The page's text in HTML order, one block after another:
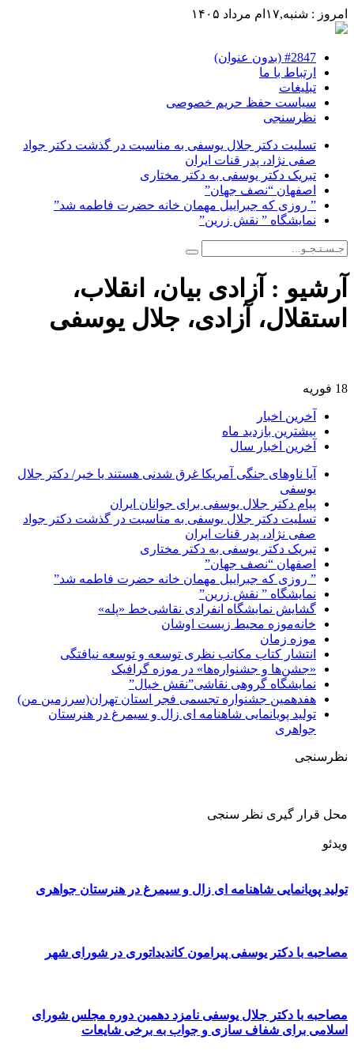
امروز : شنبه,۱۷ام مرداد ۱۴۰۵
#2847 (بدون عنوان)
ارتباط با ما
تبلیغات
سیاست حفظ حریم خصوصی
نظرسنجی
تسلیت دکتر جلال یوسفی به مناسبت در گذشت دکتر جواد
صفی نژاد، پدر قنات ایران
تبریک دکتر یوسفی به دکتر مختاری
اصفهان “نصف جهان”
” روزی که جبراییل مهمان خانه حضرت فاطمه شد”
نمایشگاه ” نقش زرین”
آرشیو : آزادی بیان، انقلاب،
استقلال، آزادی، جلال یوسفی
18 فوریه
آخرین اخبار
بیشترین بازدید ماه
آخرین اخبار سال
آیا ناوهای جنگی آمریکا غرق شدنی هستند یا خیر/ دکتر جلال
یوسفی
پیام دکتر جلال یوسفی برای جوانان ایران
تسلیت دکتر جلال یوسفی به مناسبت در گذشت دکتر جواد
صفی نژاد، پدر قنات ایران
تبریک دکتر یوسفی به دکتر مختاری
اصفهان “نصف جهان”
” روزی که جبراییل مهمان خانه حضرت فاطمه شد”
نمایشگاه ” نقش زرین”
گشایش نمایشگاه انفرادی نقاشی‌خط «پله»
خانه‌موزه محیط‌ زیست اوشان
موزه زمان
انتشار کتاب مکاتب نظری توسعه و توسعه نیافتگی
«جشن‌ها و جشنواره‌ها» در موزه گرافیک
نمایشگاه گروهی نقاشی”نقش خیال”
هفدهمین جشنواره تجسمی فجر استان تهران(سرزمین من)
تولید پویانمایی شاهنامه ای زال و سیمرغ در هنرستان
جواهری
نظرسنجی
محل قرار گیری نظر سنجی
ویدئو
تولید پویانمایی شاهنامه ای زال و سیمرغ در هنرستان جواهری
مصاحبه با دکتر یوسفی پیرامون کاندیداتوری در شورای شهر
مصاحبه با دکتر جلال یوسفی نامزد دهمین دوره مجلس شورای
اسلامی برای شفاف سازی و جواب به برخی شایعات